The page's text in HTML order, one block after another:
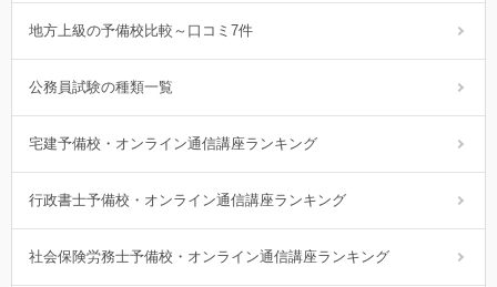
地方上級の予備校比較～口コミ7件
公務員試験の種類一覧
宅建予備校・オンライン通信講座ランキング
行政書士予備校・オンライン通信講座ランキング
社会保険労務士予備校・オンライン通信講座ランキング